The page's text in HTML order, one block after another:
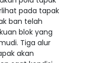
pada tapak
ban telah
blok yang
Tiga alur
akan